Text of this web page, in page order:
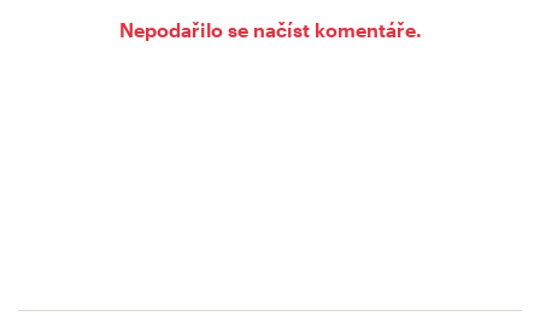
Nepodařilo se načíst komentáře.